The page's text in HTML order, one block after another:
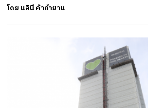
โดย นลินี ค้ากำยาน